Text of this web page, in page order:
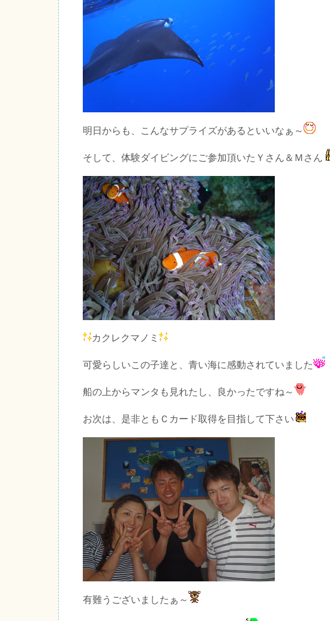
明日からも、こんなサプライズがあるといいなぁ～
そして、体験ダイビングにご参加頂いたＹさん＆Ｍさん
カクレクマノミ
可愛らしいこの子達と、青い海に感動されていました
船の上からマンタも見れたし、良かったですね～
お次は、是非ともＣカード取得を目指して下さい
有難うございましたぁ～